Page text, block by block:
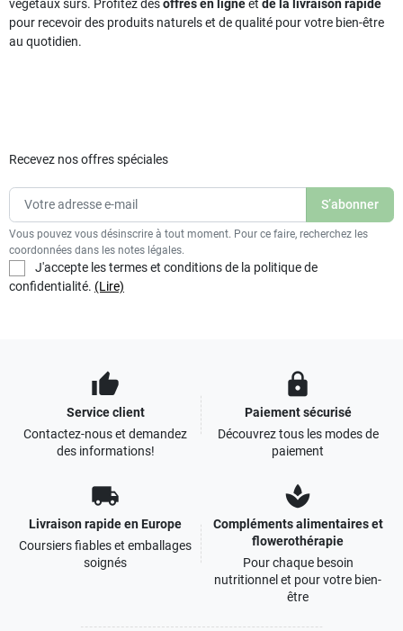
végétaux sûrs. Profitez desoffres en ligneet de la livraison rapide
pour recevoir des produits naturels et de qualité pour votre bien-être
au quotidien.
Recevez nos offres spéciales
Vous pouvez vous désinscrire à tout moment. Pour ce faire, recherchez les
coordonnées dans les notes légales.
J'accepte les termes et conditions de la politique de
confidentialité. (Lire)
thumb_up
Service client
Contactez-nous et demandez
des informations!
lock
Paiement sécurisé
Découvrez tous les modes de
paiement
local_shipping
Livraison rapide en Europe
Coursiers fiables et emballages
soignés
spa
Compléments alimentaires et
flowerothérapie
Pour chaque besoin
nutritionnel et pour votre bien-
être